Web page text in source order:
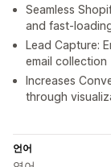
Seamless
and fast-
Lead Capture:
email collection
Increases
through
언어